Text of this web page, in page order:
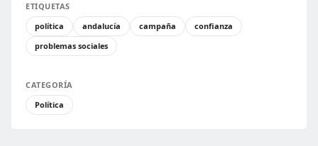
ETIQUETAS
política
andalucía campaña
confianza
problemas sociales
CATEGORÍA
Política